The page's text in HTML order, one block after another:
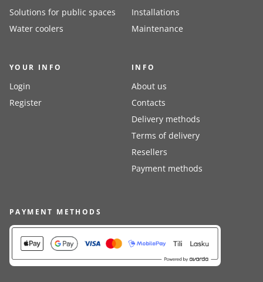
Solutions for public spaces
Water coolers
Installations
Maintenance
YOUR INFO
Login
Register
INFO
About us
Contacts
Delivery methods
Terms of delivery
Resellers
Payment methods
PAYMENT METHODS